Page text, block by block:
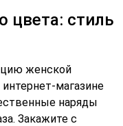
цвета: стиль
женской
магазине
наряды
Закажите с